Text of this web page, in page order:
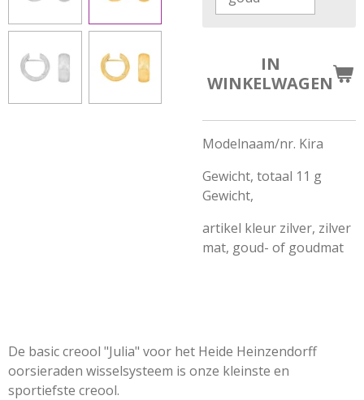
IN
WINKELWAGEN
Modelnaam/nr. Kira
Gewicht, totaal 11 g
Gewicht,
artikel kleur zilver, zilver
mat, goud- of goudmat
De basic creool "Julia" voor het Heide Heinzendorff
oorsieraden wisselsysteem is onze kleinste en
sportiefste creool.